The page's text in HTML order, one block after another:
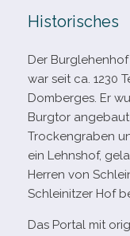
Historisches
Der
war seit ca. 1230
Domberges. Er
Burgtor
Trockengraben
ein Lehnshof,
Herren von
Schleinitzer Hof
Das Portal mit